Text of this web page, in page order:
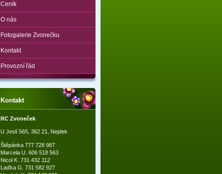
Ceník
O nás
Fotogalerie Zvonečku
Kontakt
Provozní řád
Kontakt
RC Zvoneček
U Jeslí 565, 362 21, Nejdek
Štěpánka 777 728 987
Marcela U. 606 518 563
Nicol K. 731 432 112
Laďka G. 731 582 927